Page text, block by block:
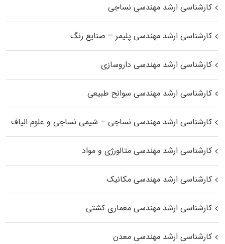
کارشناسی ارشد مهندسی نساجی
کارشناسی ارشد مهندسی پلیمر – صنایع رنگ
کارشناسی ارشد مهندسی داروسازی
کارشناسی ارشد مهندسی سوانح طبیعی
کارشناسی ارشد مهندسی نساجی – شیمی نساجی و علوم الیاف
کارشناسی ارشد مهندسی متالورژی و مواد
کارشناسی ارشد مهندسی مکانیک
کارشناسی ارشد مهندسی معماری کشتی
کارشناسی ارشد مهندسی معدن